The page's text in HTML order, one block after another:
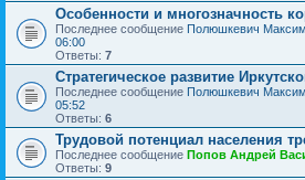
Особенности и многозначность
Последнее сообщение Полюшкевич
06:00
Ответы: 7
Стратегическое развитие
Последнее сообщение Полюшкевич
05:52
Ответы: 6
Трудовой потенциал населения
Последнее сообщение Попов Андрей
Ответы: 9